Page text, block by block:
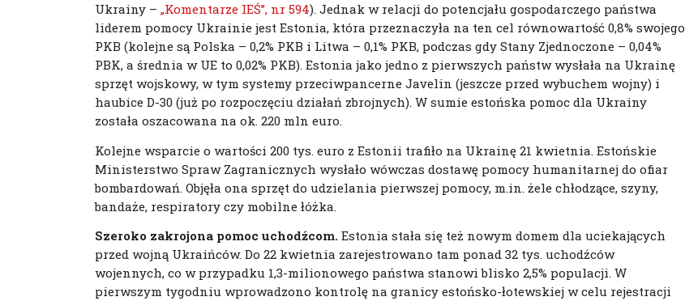
Ukrainy – „Komentarze IEŚ”, nr 594). Jednak w relacji do potencjału gospodarczego państwa
liderem pomocy Ukrainie jest Estonia, która przeznaczyła na ten cel równowartość 0,8% swojego
PKB (kolejne są Polska – 0,2% PKB i Litwa – 0,1% PKB, podczas gdy Stany Zjednoczone – 0,04%
PBK, a średnia w UE to 0,02% PKB). Estonia jako jedno z pierwszych państw wysłała na Ukrainę
sprzęt wojskowy, w tym systemy przeciwpancerne Javelin (jeszcze przed wybuchem wojny) i
haubice D-30 (już po rozpoczęciu działań zbrojnych). W sumie estońska pomoc dla Ukrainy
została oszacowana na ok. 220 mln euro.
Kolejne wsparcie o wartości 200 tys. euro z Estonii trafiło na Ukrainę 21 kwietnia. Estońskie
Ministerstwo Spraw Zagranicznych wysłało wówczas dostawę pomocy humanitarnej do ofiar
bombardowań. Objęła ona sprzęt do udzielania pierwszej pomocy, m.in. żele chłodzące, szyny,
bandaże, respiratory czy mobilne łóżka.
Szeroko zakrojona pomoc uchodźcom. Estonia stała się też nowym domem dla uciekających
przed wojną Ukraińców. Do 22 kwietnia zarejestrowano tam ponad 32 tys. uchodźców
wojennych, co w przypadku 1,3-milionowego państwa stanowi blisko 2,5% populacji. W
pierwszym tygodniu wprowadzono kontrolę na granicy estońsko-łotewskiej w celu rejestracji